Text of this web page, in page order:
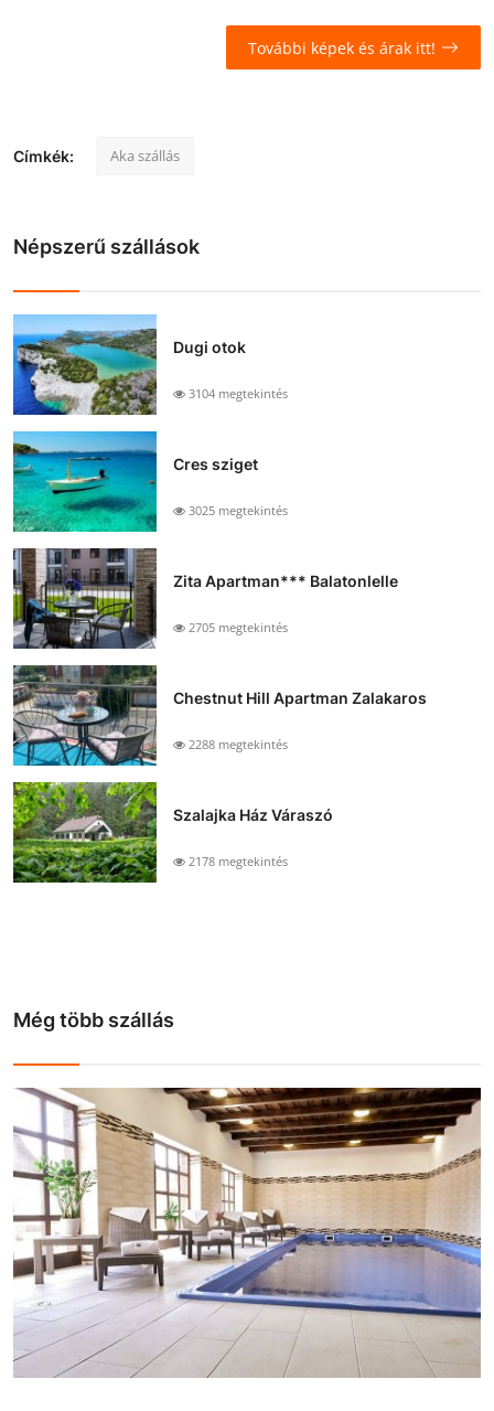
További képek és árak itt!
Címkék: Aka szállás
Népszerű szállások
Dugi otok
3104 megtekintés
Cres sziget
3025 megtekintés
Zita Apartman*** Balatonlelle
2705 megtekintés
Chestnut Hill Apartman Zalakaros
2288 megtekintés
Szalajka Ház Váraszó
2178 megtekintés
Még több szállás